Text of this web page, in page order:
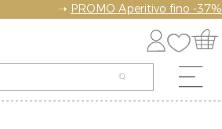
➝ PROMO Aperitivo fino -37%